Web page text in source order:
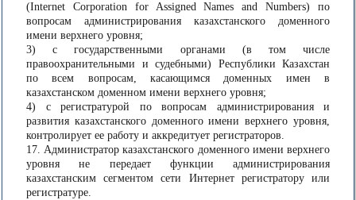
(Internet Corporation for Assigned Names and Numbers) по
вопросам администрирования казахстанского доменного
имени верхнего уровня;
3) с государственными органами (в том числе
правоохранительными и судебными) Республики Казахстан
по всем вопросам, касающимся доменных имен в
казахстанском доменном имени верхнего уровня;
4) с регистратурой по вопросам администрирования и
развития казахстанского доменного имени верхнего уровня,
контролирует ее работу и аккредитует регистраторов.
17. Администратор казахстанского доменного имени верхнего
уровня не передает функции администрирования
казахстанским сегментом сети Интернет регистратору или
регистратуре.